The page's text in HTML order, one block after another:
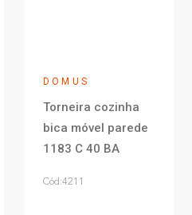
DOMUS
Torneira cozinha
bica móvel parede
1183 C 40 BA
Cód:4211